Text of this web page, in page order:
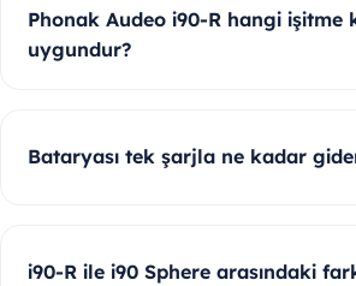
Phonak Audeo i90-R hangi işitme
uygundur?
Bataryası tek şarjla ne kadar
i90-R ile i90 Sphere arasındaki